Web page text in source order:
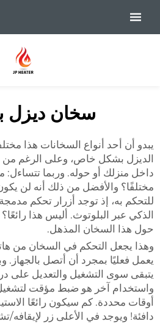
سخان ديزل
يبدو أن أحد أنواع السخانات هذا
الديزل بشكل خاص، وعلى الرغم من
داخل منزلك أو حوله. وربما تتساءل:
مختلفًا؟ والأفضل من ذلك أنه لن
للتحكم به، إذ توجد أزرار تحكم
الذكي عبر البلوتوث. أليس هذا
حول هذا السخان المذهل.
وهذا يجعل التحكم في السخان من
يعمل فعليًا بمجرد أن أتصل بالجهاز.
يتبقى سوى التشغيل والتعديل على
واستخدام آخر هو ضبط مؤقت لتشغيل
أوقات محددة. كم سيكون رائعًا
دافئة! ويوجد في الأعلى زر لإيقافه/